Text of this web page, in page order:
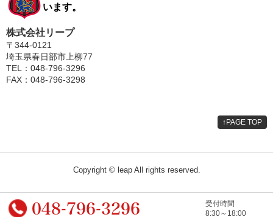
048-796-3296
受付時間
8:30～18:00
います。
株式会社リープ
〒344-0121
埼玉県春日部市上柳77
TEL：048-796-3296
FAX：048-796-3298
↑PAGE TOP
Copyright © leap All rights reserved.